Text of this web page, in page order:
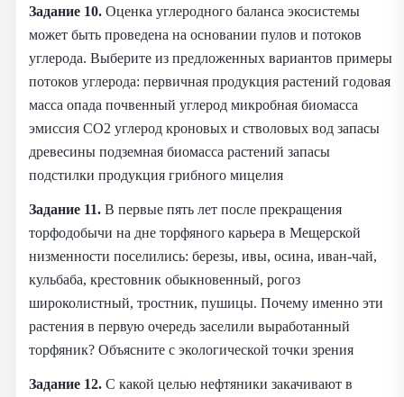
Задание 10. Оценка углеродного баланса экосистемы
может быть проведена на основании пулов и потоков
углерода. Выберите из предложенных вариантов примеры
потоков углерода: первичная продукция растений годовая
масса опада почвенный углерод микробная биомасса
эмиссия CO2 углерод кроновых и стволовых вод запасы
древесины подземная биомасса растений запасы
подстилки продукция грибного мицелия
Задание 11. В первые пять лет после прекращения
торфодобычи на дне торфяного карьера в Мещерской
низменности поселились: березы, ивы, осина, иван-чай,
кульбаба, крестовник обыкновенный, рогоз
широколистный, тростник, пушицы. Почему именно эти
растения в первую очередь заселили выработанный
торфяник? Объясните с экологической точки зрения
Задание 12. С какой целью нефтяники закачивают в